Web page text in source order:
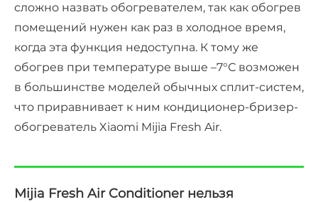
сложно назвать обогревателем, так как обогрев
помещений нужен как раз в холодное время,
когда эта функция недоступна. К тому же
обогрев при температуре выше –7°С возможен
в большинстве моделей обычных сплит-систем,
что приравнивает к ним кондиционер-бризер-
обогреватель Xiaomi Mijia Fresh Air.
Mijia Fresh Air Conditioner нельзя